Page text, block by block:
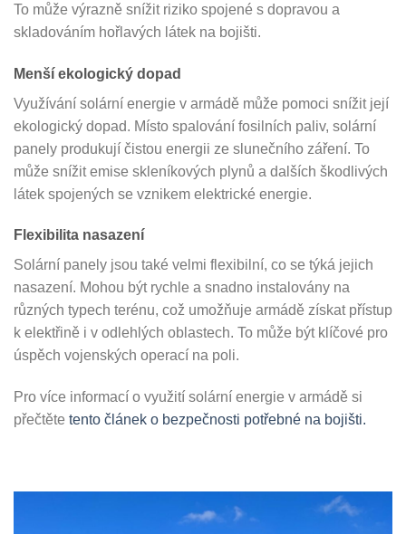
To může výrazně snížit riziko spojené s dopravou a
skladováním hořlavých látek na bojišti.
Menší ekologický dopad
Využívání solární energie v armádě může pomoci snížit její
ekologický dopad. Místo spalování fosilních paliv, solární
panely produkují čistou energii ze slunečního záření. To
může snížit emise skleníkových plynů a dalších škodlivých
látek spojených se vznikem elektrické energie.
Flexibilita nasazení
Solární panely jsou také velmi flexibilní, co se týká jejich
nasazení. Mohou být rychle a snadno instalovány na
různých typech terénu, což umožňuje armádě získat přístup
k elektřině i v odlehlých oblastech. To může být klíčové pro
úspěch vojenských operací na poli.
Pro více informací o využití solární energie v armádě si
přečtěte tento článek o bezpečnosti potřebné na bojišti.